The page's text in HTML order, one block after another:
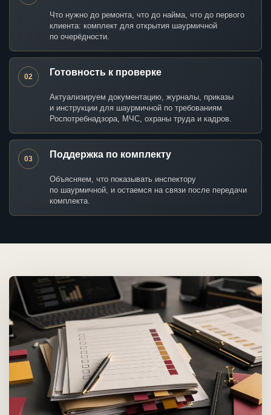
Что нужно до ремонта, что до найма, что до первого
клиента: комплект для открытия шаурмичной
по очерёдности.
02 Готовность к проверке
Актуализируем документацию, журналы, приказы
и инструкции для шаурмичной по требованиям
Роспотребнадзора, МЧС, охраны труда и кадров.
03 Поддержка по комплекту
Объясняем, что показывать инспектору
по шаурмичной, и остаемся на связи после передачи
комплекта.